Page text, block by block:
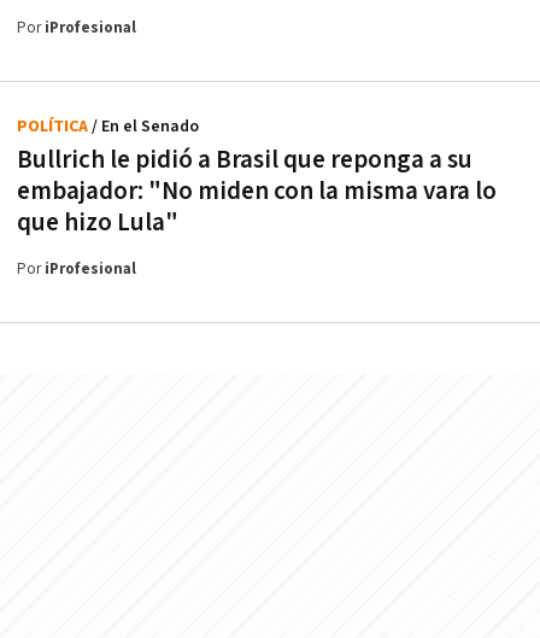
PoriProfesional
Bullrich le pidió a Brasil que reponga a su
embajador: "No miden con la misma vara lo
que hizo Lula"
POLÍTICA/ En el Senado
PoriProfesional